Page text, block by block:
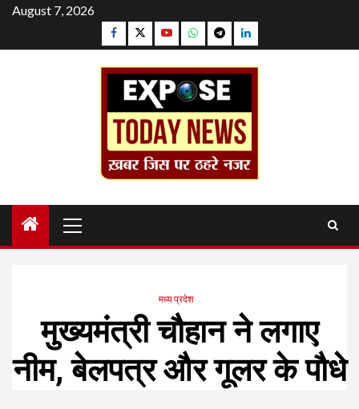
Skip
content
August 7, 2026
Facebook
TwitterYouTubeWhatsapp
TelegramLinkedin
Menu
मध्य प्रदेश
मुख्यमंत्री चौहान ने लगाए
नीम, बेलपत्र और गूलर के पौधे